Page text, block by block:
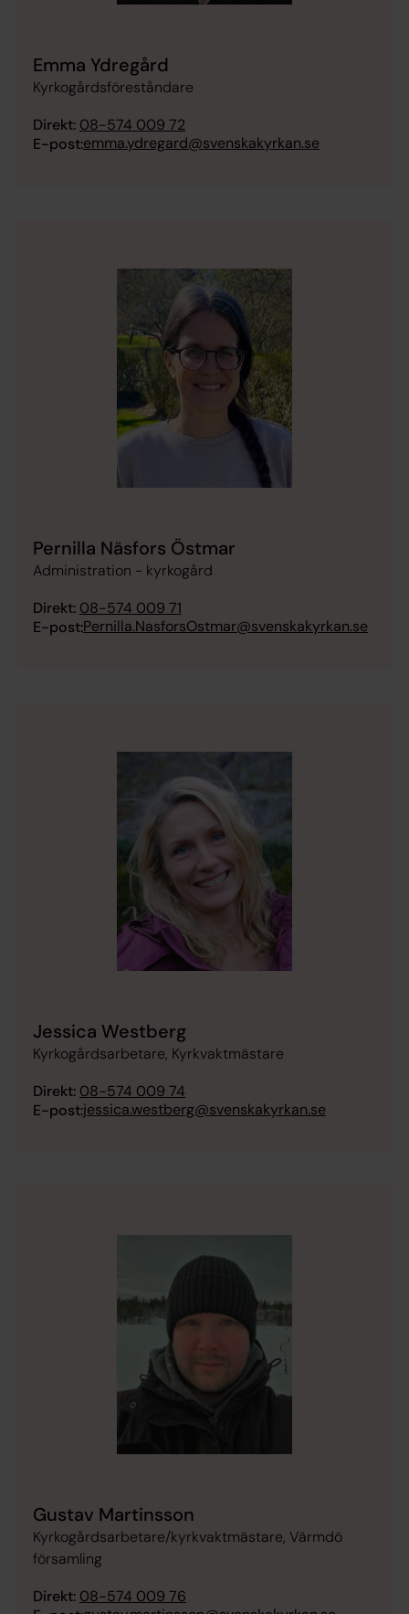
Emma Ydregård
Kyrkogårdsföreståndare
Direkt: 08-574 009 72
E-post:emma.ydregard@svenskakyrkan.se
Pernilla Näsfors Östmar
Administration - kyrkogård
Direkt: 08-574 009 71
E-post:Pernilla.NasforsOstmar@svenskakyrkan.se
Jessica Westberg
Kyrkogårdsarbetare, Kyrkvaktmästare
Direkt: 08-574 009 74
E-post:jessica.westberg@svenskakyrkan.se
Gustav Martinsson
Kyrkogårdsarbetare/kyrkvaktmästare, Värmdö
församling
Direkt: 08-574 009 76